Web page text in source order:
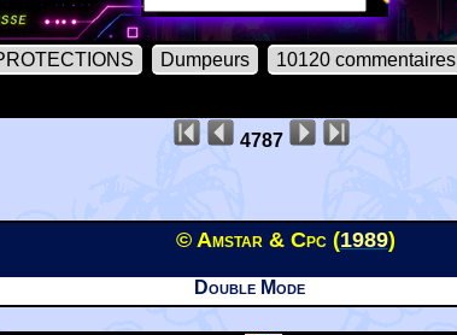
Dumpeurs 10120 commentaires
4787
© Amstar & Cpc (1989)
Double Mode